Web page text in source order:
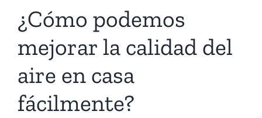
¿Cómo podemos
mejorar la calidad del
aire en casa
fácilmente?